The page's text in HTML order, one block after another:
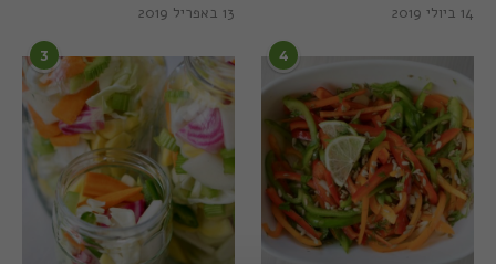
13 באפריל 2019 14 ביולי 2019
3 4